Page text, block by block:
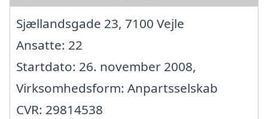
Sjællandsgade 23, 7100 Vejle
Ansatte: 22
Startdato: 26. november 2008,
Virksomhedsform: Anpartsselskab
CVR: 29814538